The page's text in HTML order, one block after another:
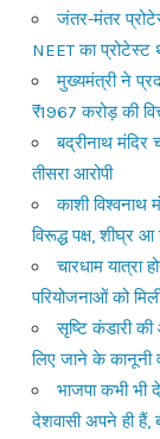
जंतर-मंतर
NEET का
मुख्यमंत्री ने
₹1967 करोड़ की
बद्रीनाथ मंदिर
तीसरा आरोपी
काशी विश्वनाथ
विरूद्ध पक्ष, शीघ्र
चारधाम यात्रा
परियोजनाओं को
सृष्टि कंडारी की
लिए जाने के कानूनी
भाजपा कभी भी
देशवासी अपने ही हैं,